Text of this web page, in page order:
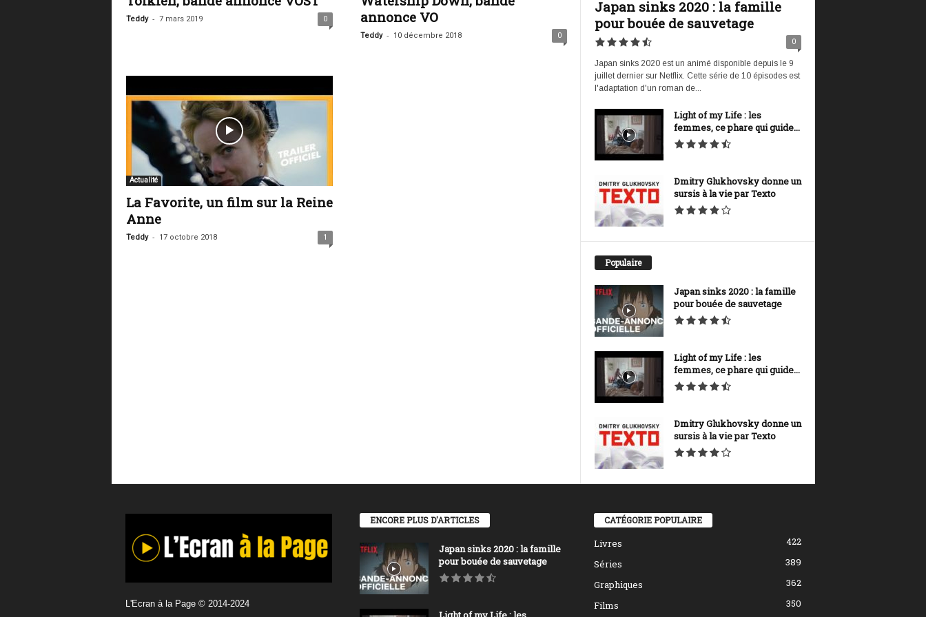
Teddy - 7 mars 2019 0
annonce VO
Teddy - 10 décembre 2018 0
Actualité
La Favorite, un film sur la Reine
Anne
Teddy - 17 octobre 2018 1
Japan sinks 2020 : la famille
pour bouée de sauvetage
0
Japan sinks 2020 est un animé disponible depuis le 9
juillet dernier sur Netflix. Cette série de 10 épisodes est
l'adaptation d'un roman de...
Light of my Life : les
femmes, ce phare qui guide...
Dmitry Glukhovsky donne un
sursis à la vie par Texto
Populaire
Japan sinks 2020 : la famille
pour bouée de sauvetage
Light of my Life : les
femmes, ce phare qui guide...
Dmitry Glukhovsky donne un
sursis à la vie par Texto
L'Ecran à la Page © 2014-2024
ENCORE PLUS D'ARTICLES
Japan sinks 2020 : la famille
pour bouée de sauvetage
CATÉGORIE POPULAIRE
Livres
422
Séries
389
Graphiques
362
Films
350